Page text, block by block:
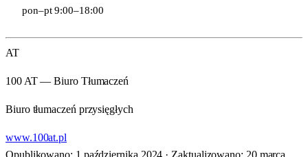
pon–pt 9:00–18:00
AT
100 AT — Biuro Tłumaczeń
Biuro tłumaczeń przysięgłych
www.100at.pl
Opublikowano: 1 października 2024 · Zaktualizowano: 20 marca